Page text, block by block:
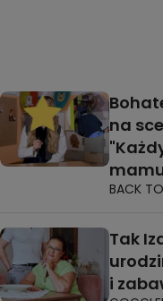
na
BACK
Tak
i